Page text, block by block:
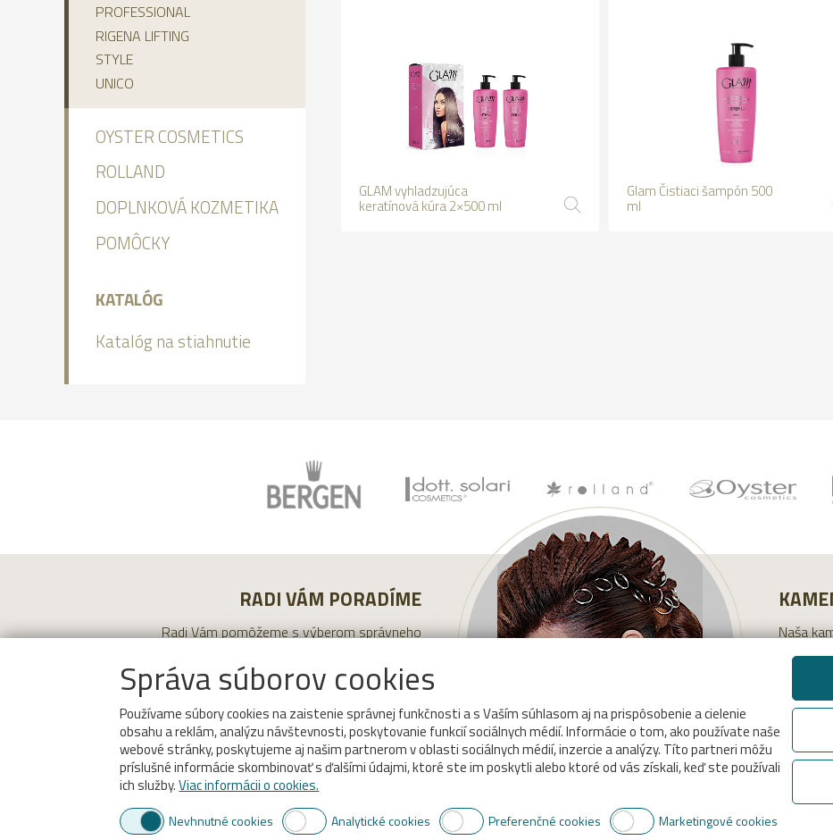
PROFESSIONAL
RIGENA LIFTING
STYLE
UNICO
OYSTER COSMETICS
ROLLAND
DOPLNKOVÁ KOZMETIKA
POMÔCKY
KATALÓG
Katalóg na stiahnutie
GLAM vyhladzujúca
keratínová kúra 2×500 ml
Glam Čistiaci šampón 500
ml
RADI VÁM PORADÍME
Radi Vám pomôžeme s výberom správneho
obchodných zástupcov.
Naša
Copyright © 2018www.dottsolari.sk
IT PROFI Servis s.r.o.
Správa súborov cookies
Používame súbory cookies na zaistenie správnej funkčnosti a s Vaším súhlasom aj na prispôsobenie a cielenie
obsahu a reklám, analýzu návštevnosti, poskytovanie funkcií sociálnych médií. Informácie o tom, ako používate naše
webové stránky, poskytujeme aj našim partnerom v oblasti sociálnych médií, inzercie a analýzy. Títo partneri môžu
príslušné informácie skombinovať s ďalšími údajmi, ktoré ste im poskytli alebo ktoré od vás získali, keď ste používali
ich služby.Viac informácii o cookies.
Nevhnutné cookies Analytické cookies Preferenčné cookies Marketingové cookies